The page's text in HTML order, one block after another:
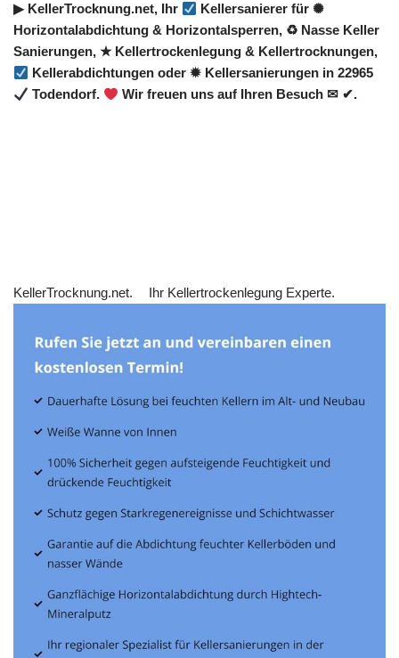
▶︎ KellerTrocknung.net, Ihr
Kellersanierer für ✺
Horizontalabdichtung & Horizontalsperren, ♻ Nasse Keller
Sanierungen, ★ Kellertrockenlegung & Kellertrocknungen,
Kellerabdichtungen oder ✹ Kellersanierungen in 22965
Todendorf.
Wir freuen uns auf Ihren Besuch ✉ ✔.
KellerTrocknung.net. Ihr Kellertrockenlegung Experte.